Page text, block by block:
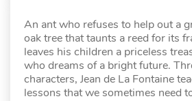
An ant who refuses to help out a
oak tree that taunts a reed for its
leaves his children a priceless
who dreams of a bright future.
characters, Jean de La Fontaine
lessons that we sometimes need